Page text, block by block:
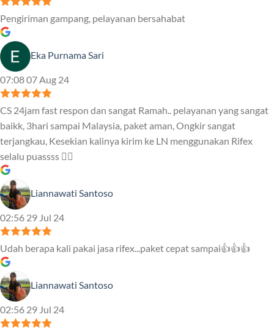
Pengiriman gampang, pelayanan bersahabat
Eka Purnama Sari
07:08 07 Aug 24
CS 24jam fast respon dan sangat Ramah.. pelayanan yang sangat
baikk, 3hari sampai Malaysia, paket aman, Ongkir sangat
terjangkau, Kesekian kalinya kirim ke LN menggunakan Rifex
selalu puassss ❤️‍🔥
Liannawati Santoso
02:56 29 Jul 24
Udah berapa kali pakai jasa rifex...paket cepat sampai👍👍👍
Liannawati Santoso
02:56 29 Jul 24